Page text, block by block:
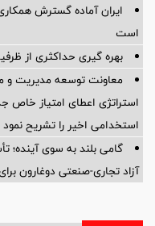
ایران آماده گسترش
است
بهره گیری حداکثری از
معاونت توسعه مدیریت و
استراتژی اعطای امتیاز خاص
استخدامی اخیر را تشریح نمود
گامی بلند به سوی
آزاد تجاری-صنعتی دوغارون